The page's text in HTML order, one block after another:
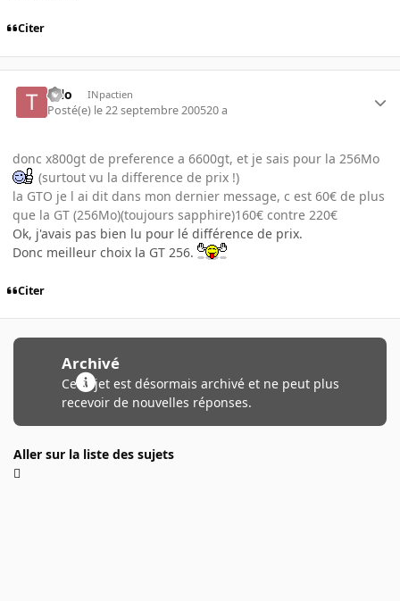
Citer
tolo INpactien
Posté(e) le 22 septembre 200520 a
donc x800gt de preference a 6600gt, et je sais pour la 256Mo
(surtout vu la difference de prix !)
la GTO je l ai dit dans mon dernier message, c est 60€ de plus
que la GT (256Mo)(toujours sapphire)160€ contre 220€
Ok, j'avais pas bien lu pour lé différence de prix.
Donc meilleur choix la GT 256.
Citer
Archivé
Ce sujet est désormais archivé et ne peut plus
recevoir de nouvelles réponses.
Aller sur la liste des sujets